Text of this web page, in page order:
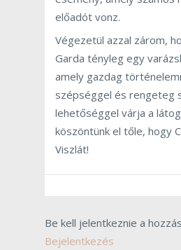
előadót vonz.
Végezetül azzal zárom,
Garda tényleg egy
amely gazdag
szépséggel és rengeteg
lehetőséggel várja a
köszöntünk el tőle, hogy
Viszlát!
Be kell jelentkeznie a
Bejelentkezés